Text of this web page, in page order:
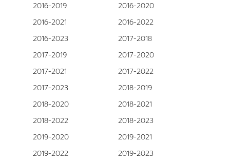
2016-2019
2016-2020
2016-2021
2016-2022
2016-2023
2017-2018
2017-2019
2017-2020
2017-2021
2017-2022
2017-2023
2018-2019
2018-2020
2018-2021
2018-2022
2018-2023
2019-2020
2019-2021
2019-2022
2019-2023